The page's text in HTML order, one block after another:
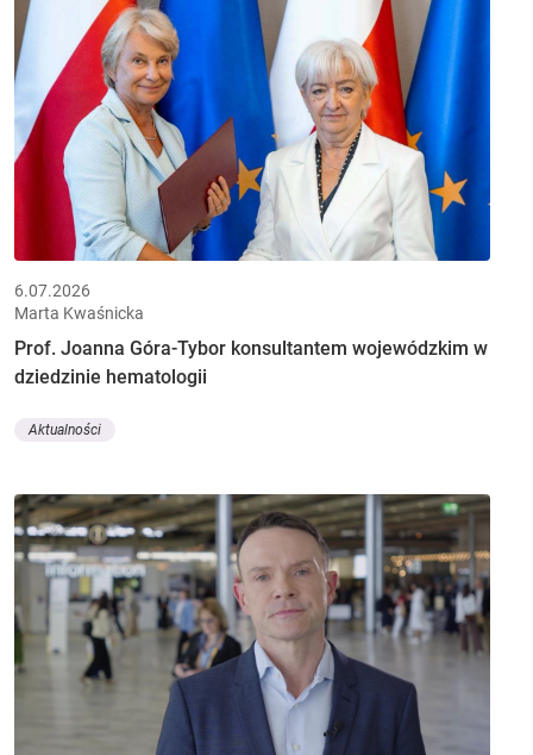
6.07.2026
Marta Kwaśnicka
Prof. Joanna Góra-Tybor konsultantem wojewódzkim w
dziedzinie hematologii
Aktualności